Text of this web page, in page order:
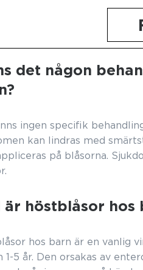
det någon
ingen specifik
kan lindras med
på blåsorna.
är höstblåsor hos
hos barn är en vanlig
1-5 år. Den orsakas av